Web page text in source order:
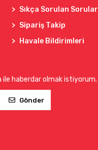
Sıkça Sorulan Sorular
Sipariş Takip
Havale Bildirimleri
haberdar olmak istiyorum.
Gönder